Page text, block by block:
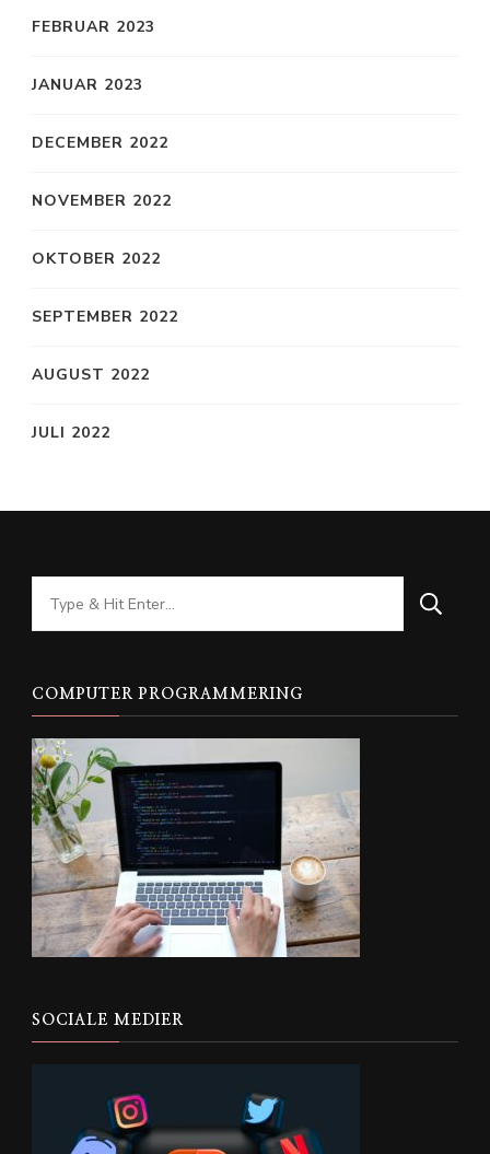
FEBRUAR 2023
JANUAR 2023
DECEMBER 2022
NOVEMBER 2022
OKTOBER 2022
SEPTEMBER 2022
AUGUST 2022
JULI 2022
Looking
for
COMPUTER PROGRAMMERING
SOCIALE MEDIER